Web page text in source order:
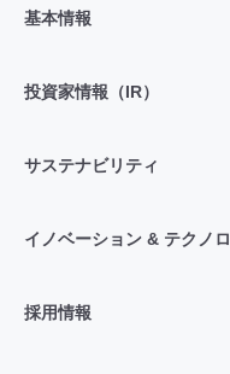
基本情報
投資家情報（IR）
サステナビリティ
イノベーション & テクノ
採用情報